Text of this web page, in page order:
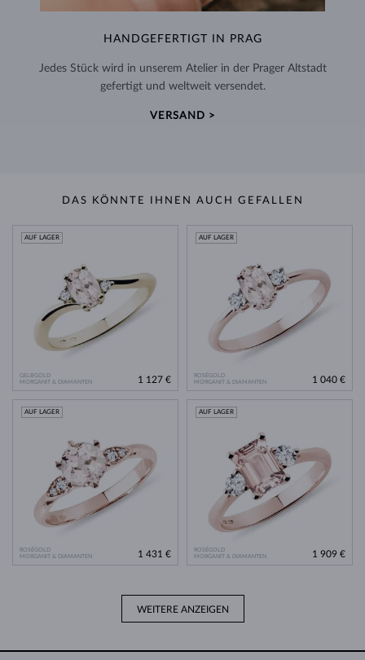
HANDGEFERTIGT IN PRAG
Jedes Stück wird in unserem Atelier in der Prager Altstadt
gefertigt und weltweit versendet.
VERSAND >
DAS KÖNNTE IHNEN AUCH GEFALLEN
GELBGOLD
MORGANIT & DIAMANTEN
AUF LAGER
1 127 €
ROSÉGOLD
MORGANIT & DIAMANTEN
AUF LAGER
1 040 €
ROSÉGOLD
MORGANIT & DIAMANTEN
AUF LAGER
1 431 €
ROSÉGOLD
MORGANIT & DIAMANTEN
AUF LAGER
1 909 €
WEITERE ANZEIGEN